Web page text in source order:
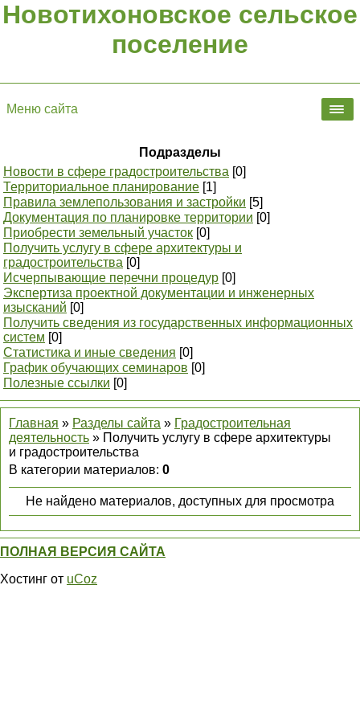
Новотихоновское сельское
поселение
Меню сайта
Подразделы
Новости в сфере градостроительства [0]
Территориальное планирование [1]
Правила землепользования и застройки [5]
Документация по планировке территории [0]
Приобрести земельный участок [0]
Получить услугу в сфере архитектуры и
градостроительства [0]
Исчерпывающие перечни процедур [0]
Экспертиза проектной документации и инженерных
изысканий [0]
Получить сведения из государственных информационных
систем [0]
Статистика и иные сведения [0]
График обучающих семинаров [0]
Полезные ссылки [0]
Главная » Разделы сайта » Градостроительная
деятельность » Получить услугу в сфере архитектуры
и градостроительства
В категории материалов: 0
Не найдено материалов, доступных для просмотра
ПОЛНАЯ ВЕРСИЯ САЙТА
Хостинг от uCoz